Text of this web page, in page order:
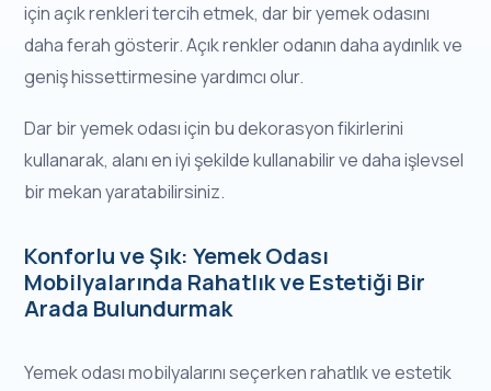
için açık renkleri tercih etmek, dar bir yemek odasını
daha ferah gösterir. Açık renkler odanın daha aydınlık ve
geniş hissettirmesine yardımcı olur.
Dar bir yemek odası için bu dekorasyon fikirlerini
kullanarak, alanı en iyi şekilde kullanabilir ve daha işlevsel
bir mekan yaratabilirsiniz.
Konforlu ve Şık: Yemek Odası
Mobilyalarında Rahatlık ve Estetiği Bir
Arada Bulundurmak
Yemek odası mobilyalarını seçerken rahatlık ve estetik